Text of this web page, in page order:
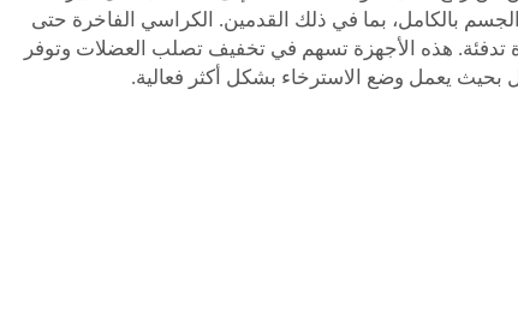
بالكامل، بما في ذلك القدمين. الكراسي الفاخرة حتى
تدفئة. هذه الأجهزة تسهم في تخفيف تصلب العضلات وتوفر
بحيث يعمل وضع الاسترخاء بشكل أكثر فعالية.